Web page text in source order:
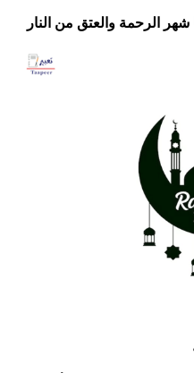
شهر الرحمة والعتق من النار